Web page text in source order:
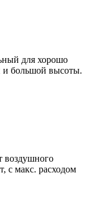
для хорошо
и большой высоты.
воздушного
с макс. расходом